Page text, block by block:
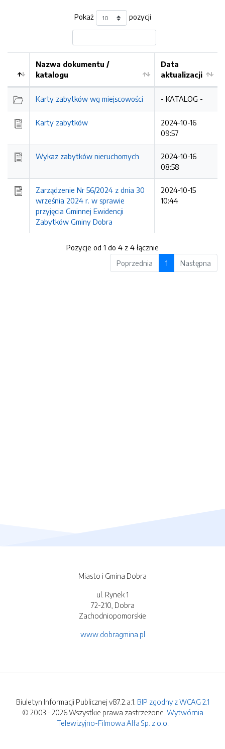
Pokaż pozycji
Nazwa dokumentu /
katalogu
Data
aktualizacji
Karty zabytków wg miejscowości - KATALOG -
Karty zabytków
2024-10-16
09:57
Wykaz zabytków nieruchomych
2024-10-16
08:58
Zarządzenie Nr 56/2024 z dnia 30
września 2024 r. w sprawie
przyjęcia Gminnej Ewidencji
Zabytków Gminy Dobra
2024-10-15
10:44
Pozycje od 1 do 4 z 4 łącznie
Poprzednia
1 Następna
Miasto i Gmina Dobra
ul. Rynek 1
72-210, Dobra
Zachodniopomorskie
www.dobragmina.pl
Biuletyn Informacji Publicznej v87.2.a.1. BIP zgodny z WCAG 2.1
© 2003 - 2026 Wszystkie prawa zastrzeżone. Wytwórnia
Telewizyjno-Filmowa Alfa Sp. z o.o.